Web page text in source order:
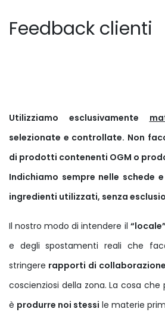
Feedback clienti
Utilizziamo esclusivamente
selezionate e controllate. Non
di prodotti contenenti OGM o
Indichiamo sempre nelle
ingredienti utilizzati, senza
Il nostro modo di intendere il “locale”
e degli spostamenti reali che
stringere rapporti di collaborazione
coscienziosi della zona. La cosa
è produrre noi stessi le materie